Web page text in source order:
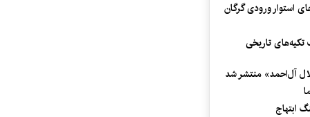
استوار ورودی گرگان
تکیه‌های تاریخی
آل‌احمد» منتشر شد
ابتهاج